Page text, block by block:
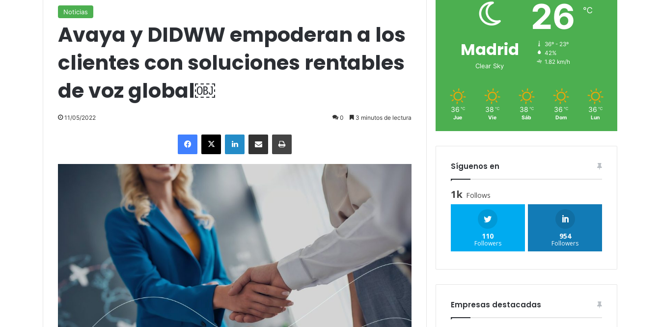
Noticias
Avaya y DIDWW empoderan a los
clientes con soluciones rentables
de voz global￼
11/05/2022 0 3 minutos de lectura
Facebook
X LinkedInCompartir por correo electrónicoImprimir
Madrid
Clear Sky
26 ℃
36º - 23º
42%
1.82 km/h
36 ℃
Jue
38 ℃
Vie
38 ℃
Sáb
36 ℃
Dom
36 ℃
Lun
Síguenos en
1k Follows
110
Followers
954
Followers
Empresas destacadas